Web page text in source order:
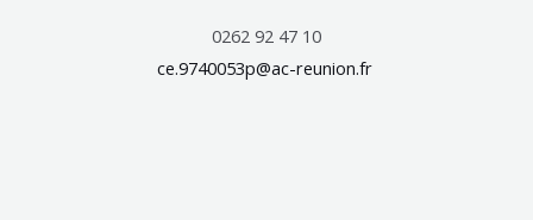
0262 92 47 10
ce.9740053p@ac-reunion.fr